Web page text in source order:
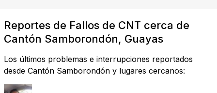
Reportes de Fallos de CNT cerca de
Cantón Samborondón, Guayas
Los últimos problemas e interrupciones reportados
desde Cantón Samborondón y lugares cercanos: